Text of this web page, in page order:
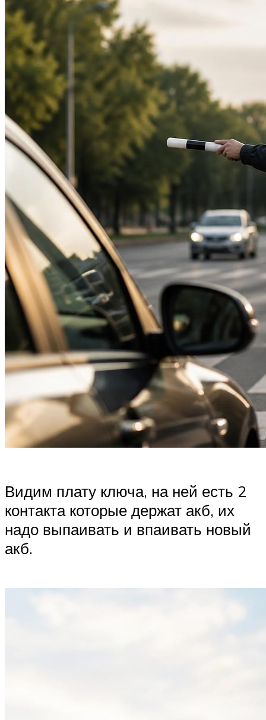
Видим плату ключа, на ней есть 2
контакта которые держат акб, их
надо выпаивать и впаивать новый
акб.